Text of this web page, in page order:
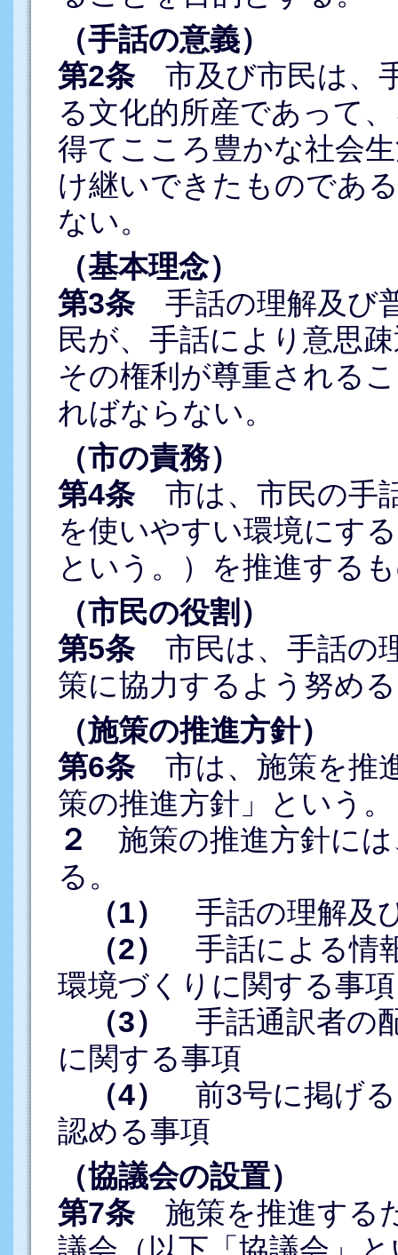
（手話の意義）
第2条市及び市民は、
る文化的所産であって
得てこころ豊かな社会
け継いできたものであ
ない。
（基本理念）
第3条手話の理解及び
民が、手話により意思
その権利が尊重される
ればならない。
（市の責務）
第4条市は、市民の手
を使いやすい環境にす
という。）を推進する
（市民の役割）
第5条市民は、手話の
策に協力するよう努め
（施策の推進方針）
第6条市は、施策を推
策の推進方針」という
２
施策の推進方針に
る。
（1）
手話の理解及
（2）
手話による情
環境づくりに関する事項
（3）
手話通訳者の
に関する事項
（4）
前3号に掲げ
認める事項
（協議会の設置）
第7条施策を推進する